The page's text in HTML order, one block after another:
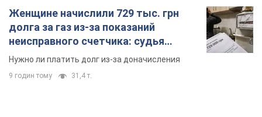
Женщине начислили 729 тыс. грн
долга за газ из-за показаний
неисправного счетчика: судья
вынес неожиданное решение
Нужно ли платить долг из-за доначисления
9 годин тому 31,4 т.